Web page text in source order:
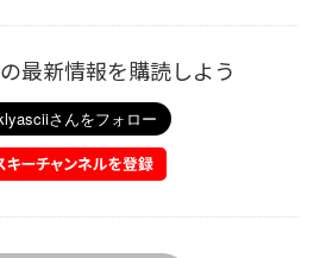
最新情報を購読しよう